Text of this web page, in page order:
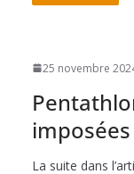
25 novembre
imposées
La suite dans